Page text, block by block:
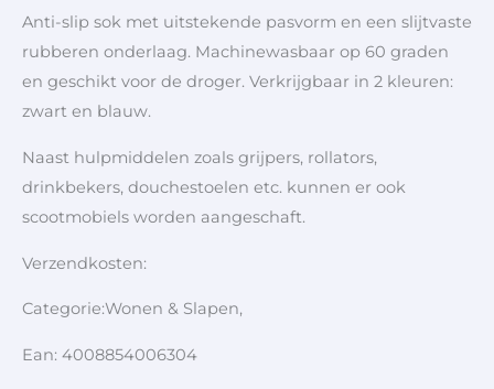
Anti-slip sok met uitstekende pasvorm en een slijtvaste
rubberen onderlaag. Machinewasbaar op 60 graden
en geschikt voor de droger. Verkrijgbaar in 2 kleuren:
zwart en blauw.
Naast hulpmiddelen zoals grijpers, rollators,
drinkbekers, douchestoelen etc. kunnen er ook
scootmobiels worden aangeschaft.
Verzendkosten:
Categorie:Wonen & Slapen,
Ean: 4008854006304